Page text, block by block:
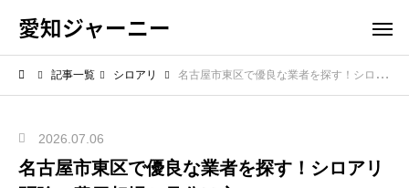
愛知ジャーニー
記事一覧 シロアリ 名古屋市東区で優良な業者を探す！シロアリ駆除の費用相場と見分け方
2026.07.06
名古屋市東区で優良な業者を探す！シロアリ